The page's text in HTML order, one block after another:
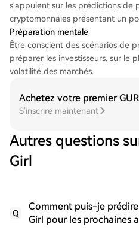
s'appuient sur les prédictions de
cryptomonnaies présentant un
Préparation mentale
Être conscient des scénarios de
préparer les investisseurs, sur le
volatilité des marchés.
Achetez votre premier
S'inscrire maintenant
Autres questions
Girl
Q
Comment puis-je
Girl pour les prochaines